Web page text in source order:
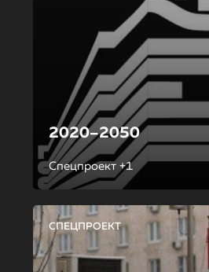
2020–2050
Спецпроект +1
СПЕЦПРОЕКТ